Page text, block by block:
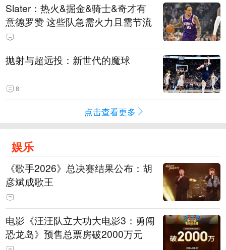
Slater：热火&掘金&骑士&奇才有
意德罗赞 这些队急需火力且需节流
抛射与超远投：新世代的魔球
8
点击查看更多
娱乐
《歌手2026》总决赛结果公布：胡
彦斌成歌王
电影《汪汪队立大功大电影3：勇闯
恐龙岛》预售总票房破2000万元